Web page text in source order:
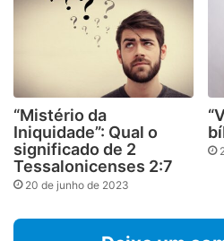
“Mistério da
Iniquidade”: Qual o
significado de 2
Tessalonicenses 2:7
20 de junho de 2023